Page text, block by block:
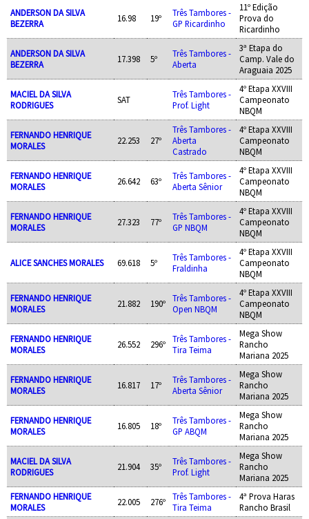
ANDERSON DA SILVA
BEZERRA
16.98 19º
Três Tambores -
GP Ricardinho
11º Edição
Prova do
Ricardinho
ANDERSON DA SILVA
BEZERRA
17.398 5º
Três Tambores -
Aberta
3ª Etapa do
Camp. Vale do
Araguaia 2025
MACIEL DA SILVA
RODRIGUES
SAT
Três Tambores -
Prof. Light
4º Etapa XXVIII
Campeonato
NBQM
FERNANDO HENRIQUE
MORALES
22.253 27º
Três Tambores -
Aberta
Castrado
4º Etapa XXVIII
Campeonato
NBQM
FERNANDO HENRIQUE
MORALES
26.642 63º
Três Tambores -
Aberta Sênior
4º Etapa XXVIII
Campeonato
NBQM
FERNANDO HENRIQUE
MORALES
27.323 77º
Três Tambores -
GP NBQM
4º Etapa XXVIII
Campeonato
NBQM
ALICE SANCHES MORALES 69.618 5º
Três Tambores -
Fraldinha
4º Etapa XXVIII
Campeonato
NBQM
FERNANDO HENRIQUE
MORALES
21.882 190º
Três Tambores -
Open NBQM
4º Etapa XXVIII
Campeonato
NBQM
FERNANDO HENRIQUE
MORALES
26.552 296º
Três Tambores -
Tira Teima
Mega Show
Rancho
Mariana 2025
FERNANDO HENRIQUE
MORALES
16.817 17º
Três Tambores -
Aberta Sênior
Mega Show
Rancho
Mariana 2025
FERNANDO HENRIQUE
MORALES
16.805 18º
Três Tambores -
GP ABQM
Mega Show
Rancho
Mariana 2025
MACIEL DA SILVA
RODRIGUES
21.904 35º
Três Tambores -
Prof. Light
Mega Show
Rancho
Mariana 2025
FERNANDO HENRIQUE
MORALES
22.005 276º
Três Tambores -
Tira Teima
4ª Prova Haras
Rancho Brasil